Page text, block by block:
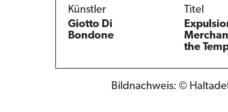
Künstler
Giotto Di
Bondone
Titel
the
Bildnachweis: ©